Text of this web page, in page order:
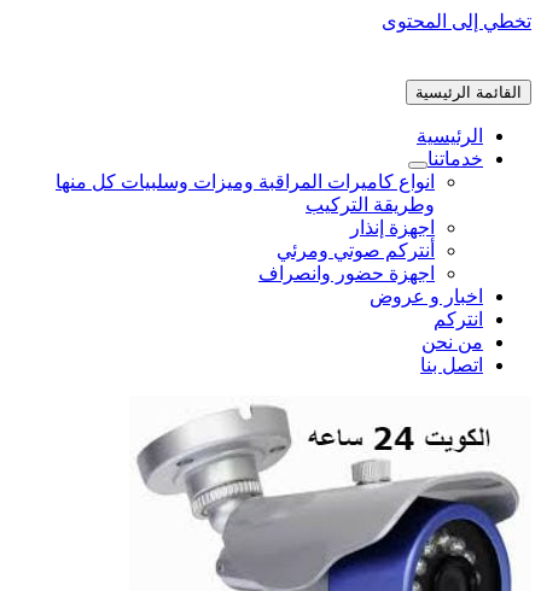
تخطي إلى المحتوى
القائمة الرئيسية
الرئيسية
خدماتنا
انواع كاميرات المراقبة وميزات وسلبيات كل منها
وطريقة التركيب
اجهزة إنذار
أنتركم صوتي ومرئي
اجهزة حضور وانصراف
اخبار و عروض
انتركم
من نحن
اتصل بنا